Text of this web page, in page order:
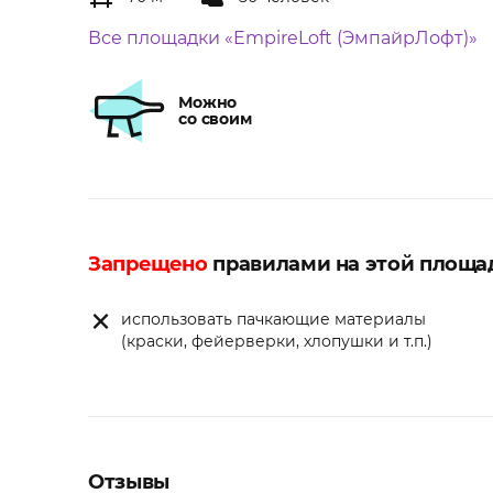
Все площадки «EmpireLoft (ЭмпайрЛофт)»
Можно
со своим
Запрещеноправилами на этой
использовать пачкающие материалы
(краски, фейерверки, хлопушки и т.п.)
Отзывы